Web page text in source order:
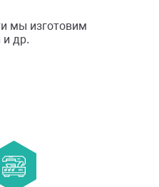
мы изготовим
и др.